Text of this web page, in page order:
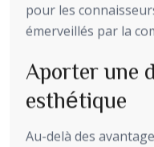
pour les
émerveillés par la
Aporter une
esthétique
Au-delà des